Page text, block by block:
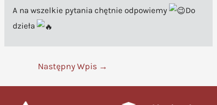
A na wszelkie pytania chętnie odpowiemy
Do
dzieła
Następny Wpis →